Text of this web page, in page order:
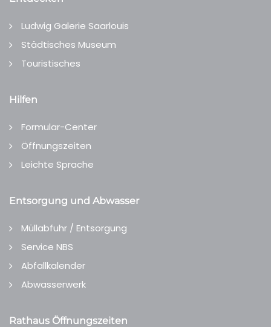
Ludwig Galerie Saarlouis
Städtisches Museum
Touristisches
Hilfen
Formular-Center
Öffnungszeiten
Leichte Sprache
Entsorgung und Abwasser
Müllabfuhr / Entsorgung
Service NBS
Abfallkalender
Abwasserwerk
Rathaus Öffnungszeiten